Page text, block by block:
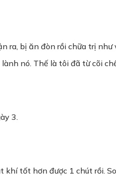
ra, bị ăn đòn rồi chữa trị
lành nó. Thế là tôi đã từ cõi
3.
khí tốt hơn được 1 chút rồi.